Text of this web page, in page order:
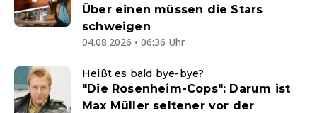
Über einen müssen die Stars
schweigen
04.08.2026 • 06:36 Uhr
Heißt es bald bye-bye?
"Die Rosenheim-Cops": Darum ist
Max Müller seltener vor der